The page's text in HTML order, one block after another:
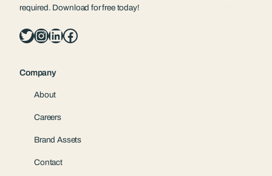
required. Download for free today!
Twitter InstagramLinkedIn Facebook
Company
About
Careers
Brand Assets
Contact